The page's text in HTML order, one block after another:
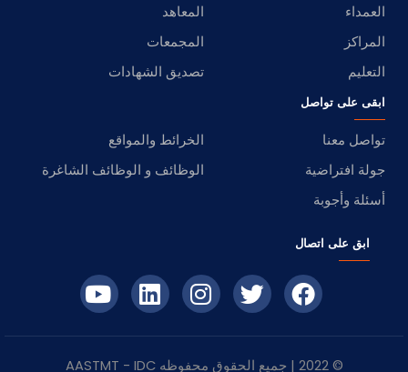
العمداء
المعاهد
المراكز
المجمعات
التعليم
تصديق الشهادات
ابقى على تواصل
تواصل معنا
الخرائط والمواقع
جولة افتراضية
الوظائف و الوظائف الشاغرة
أسئلة وأجوبة
ابق على اتصال
© 2022 | جميع الحقوق محفوظه IDC
- AASTMT